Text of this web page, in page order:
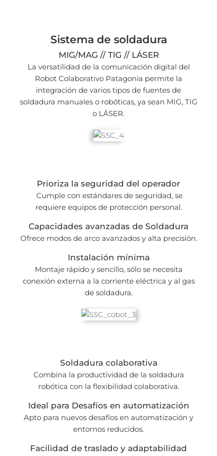
Sistema de soldadura
MIG/MAG // TIG // LÁSER
La versatilidad de la comunicación digital del
Robot Colaborativo Patagonia permite la
integración de varios tipos de fuentes de
soldadura manuales o robóticas, ya sean MIG, TIG
o LÁSER.
Prioriza la seguridad del operador
Cumple con estándares de seguridad, se
requiere equipos de protección personal.
Capacidades avanzadas de Soldadura
Ofrece modos de arco avanzados y alta precisión.
Instalación mínima
Montaje rápido y sencillo, sólo se necesita
conexión externa a la corriente eléctrica y al gas
de soldadura.
Soldadura colaborativa
Combina la productividad de la soldadura
robótica con la flexibilidad colaborativa.
Ideal para Desafíos en automatización
Apto para nuevos desafíos en automatización y
entornos reducidos.
Facilidad de traslado y adaptabilidad